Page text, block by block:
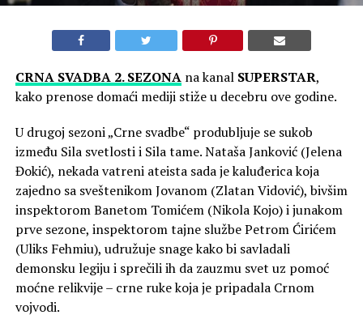
CRNA SVADBA 2. SEZONAna kanal SUPERSTAR,
kako prenose domaći mediji stiže u decebru ove godine.
U drugoj sezoni „Crne svadbe“ produbljuje se sukob
između Sila svetlosti i Sila tame. Nataša Janković (Jelena
Đokić), nekada vatreni ateista sada je kaluđerica koja
zajedno sa sveštenikom Jovanom (Zlatan Vidović), bivšim
inspektorom Banetom Tomićem (Nikola Kojo) i junakom
prve sezone, inspektorom tajne službe Petrom Ćirićem
(Uliks Fehmiu), udružuje snage kako bi savladali
demonsku legiju i sprečili ih da zauzmu svet uz pomoć
moćne relikvije – crne ruke koja je pripadala Crnom
vojvodi.